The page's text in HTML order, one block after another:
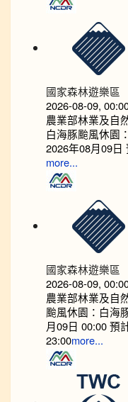
國家森林遊樂區
2026-08-09,
農業部林業及自
白海豚颱風休園
2026年08月09日
more...
國家森林遊樂區
2026-08-09,
農業部林業及自
颱風休園：白海
月09日 00:00 預
23:00more...